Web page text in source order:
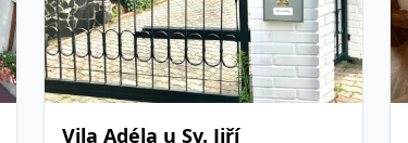
Vila Adéla u Sv. Jiří